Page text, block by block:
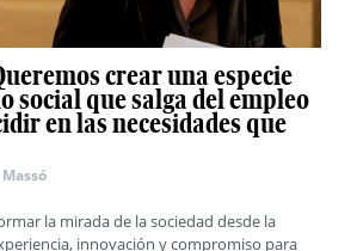
crear una especie
social que salga del empleo
en las necesidades que
la mirada de la sociedad desde la
innovación y compromiso para